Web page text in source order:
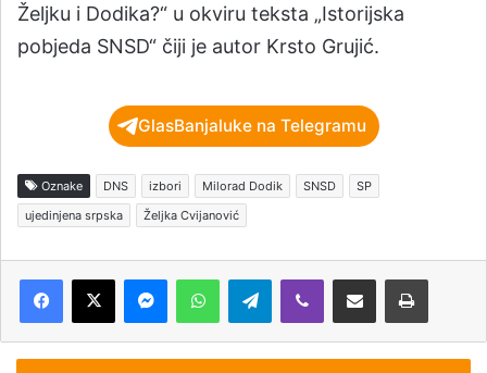
Željku i Dodika?“ u okviru teksta „Istorijska
pobjeda SNSD“ čiji je autor Krsto Grujić.
GlasBanjaluke na Telegramu
Oznake DNS izbori Milorad Dodik SNSD
SP
ujedinjena srpska
Željka Cvijanović
Telegram